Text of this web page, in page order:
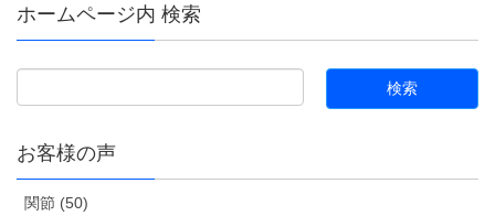
ホームページ内 検索
お客様の声
関節 (50)